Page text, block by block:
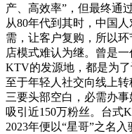
产、高效率”，但最终通
从80年代到其时，中国
需，让客户复购，所以
店模式难认为继。曾是
KTV的发源地，都是为
至于年轻人社交向线上
三要头部空白，必需办
吸引近150万粉丝。台式
2023年便以“星哥”之名